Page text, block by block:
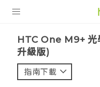
VIVE
智能手機
HTC One M9+ 光
升級版)‎
指南下載